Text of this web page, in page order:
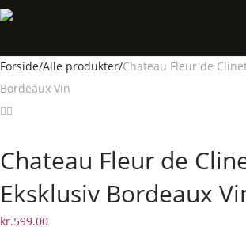
Forside/Alle produkter/Chateau Fleur de
Bordeaux Vin
Chateau Fleur de
Eksklusiv Bordeaux
kr.599.00